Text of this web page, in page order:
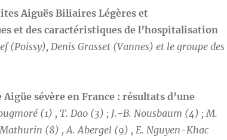
Aiguës Biliaires Légères et
et des caractéristiques de l’hospitalisation
Denis Grasset (Vannes) et le groupe des
sévère en France : résultats d’une
(1) , T. Dao (3) ; J.-B. Nousbaum (4) ; M.
(8) , A. Abergel (9) , E. Nguyen-Khac